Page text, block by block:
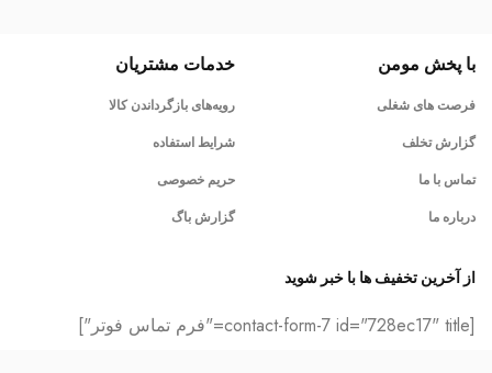
با پخش مومن
فرصت های شغلی
گزارش تخلف
تماس با ما
درباره ما
خدمات مشتریان
رویه‌های بازگرداندن کالا
شرایط استفاده
حریم خصوصی
گزارش باگ
از آخرین تخفیف ها با خبر شوید
[contact-form-7 id="728ec17" title="فرم تماس فوتر"]